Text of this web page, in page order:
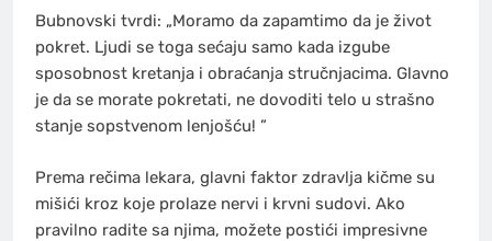
Bubnovski tvrdi: „Moramo da zapamtimo da je život
pokret. Ljudi se toga sećaju samo kada izgube
sposobnost kretanja i obraćanja stručnjacima. Glavno
je da se morate pokretati, ne dovoditi telo u strašno
stanje sopstvenom lenjošću! ”
Prema rečima lekara, glavni faktor zdravlja kičme su
mišići kroz koje prolaze nervi i krvni sudovi. Ako
pravilno radite sa njima, možete postići impresivne